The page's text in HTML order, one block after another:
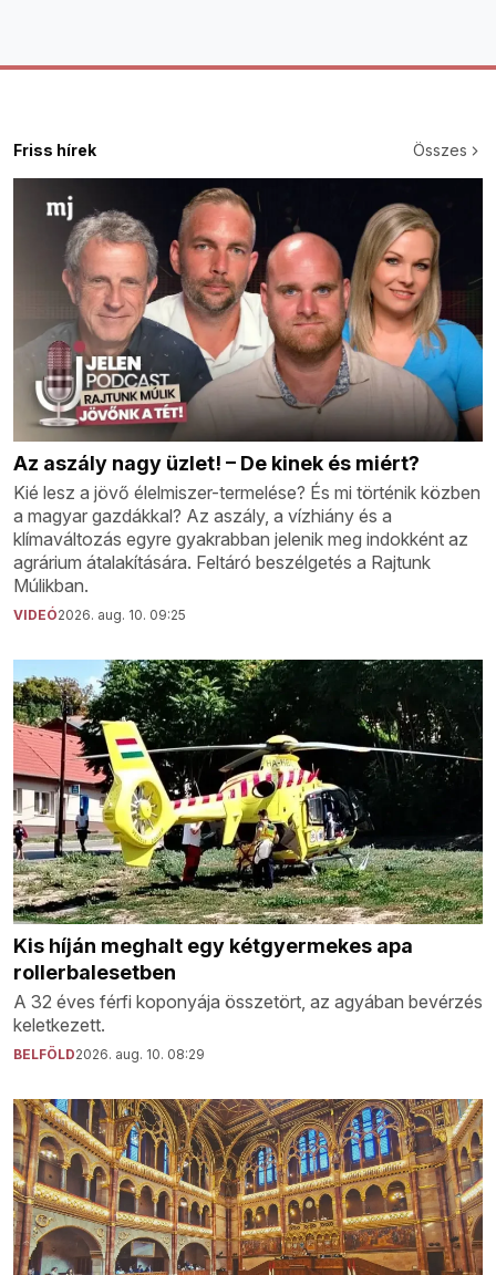
Friss hírek Összes
Az aszály nagy üzlet! – De kinek és miért?
Kié lesz a jövő élelmiszer-termelése? És mi történik közben
a magyar gazdákkal? Az aszály, a vízhiány és a
klímaváltozás egyre gyakrabban jelenik meg indokként az
agrárium átalakítására. Feltáró beszélgetés a Rajtunk
Múlikban.
VIDEÓ2026. aug. 10. 09:25
Kis híján meghalt egy kétgyermekes apa
rollerbalesetben
A 32 éves férfi koponyája összetört, az agyában bevérzés
keletkezett.
BELFÖLD2026. aug. 10. 08:29